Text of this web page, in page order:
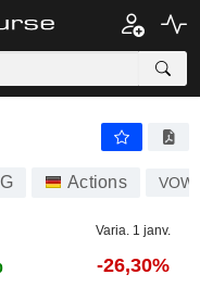
Actions
Varia. 1 janv.
-26,30%